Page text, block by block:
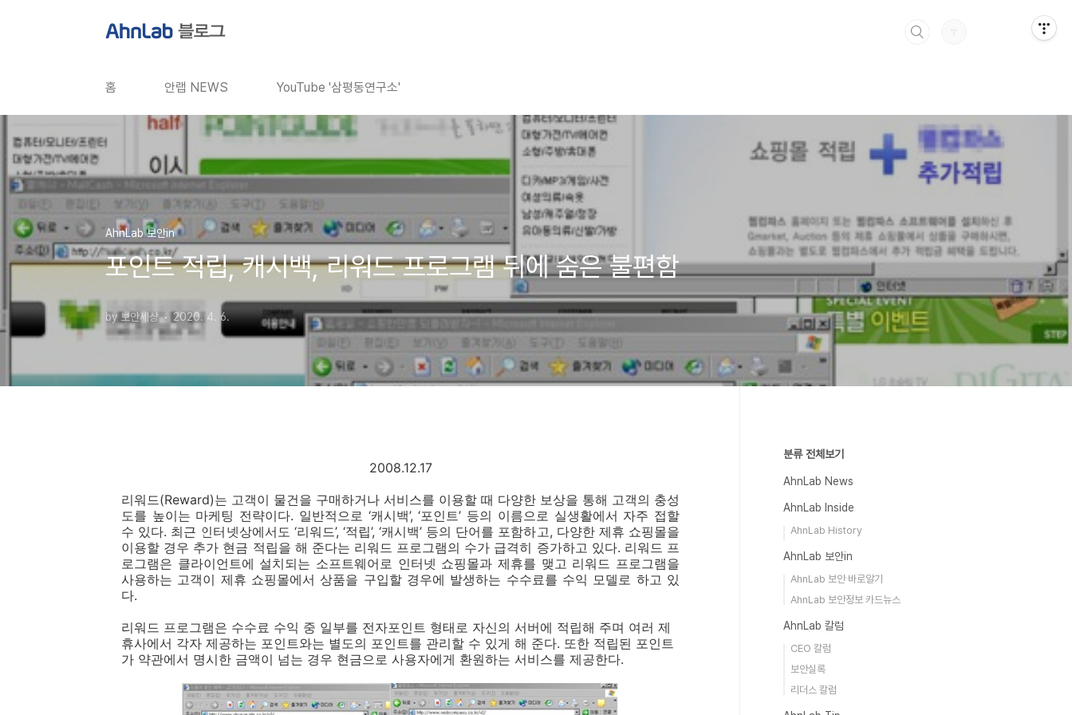
홈 안랩 NEWS YouTube '삼평동연구소'
AhnLab 보안in
포인트 적립, 캐시백, 리워드 프로그램 뒤에 숨은 불편함
by 보안세상 2020. 4. 6.
2008.12.17
리워드(Reward)는 고객이 물건을 구매하거나 서비스를 이용할 때 다양한 보상을 통해 고객의 충성
도를 높이는 마케팅 전략이다. 일반적으로 ‘캐시백’, ‘포인트’ 등의 이름으로 실생활에서 자주 접할
수 있다. 최근 인터넷상에서도 ‘리워드’, ‘적립’, ‘캐시백’ 등의 단어를 포함하고, 다양한 제휴 쇼핑몰을
이용할 경우 추가 현금 적립을 해 준다는 리워드 프로그램의 수가 급격히 증가하고 있다. 리워드 프
로그램은 클라이언트에 설치되는 소프트웨어로 인터넷 쇼핑몰과 제휴를 맺고 리워드 프로그램을
사용하는 고객이 제휴 쇼핑몰에서 상품을 구입할 경우에 발생하는 수수료를 수익 모델로 하고 있
다.
리워드 프로그램은 수수료 수익 중 일부를 전자포인트 형태로 자신의 서버에 적립해 주며 여러 제
휴사에서 각자 제공하는 포인트와는 별도의 포인트를 관리할 수 있게 해 준다. 또한 적립된 포인트
가 약관에서 명시한 금액이 넘는 경우 현금으로 사용자에게 환원하는 서비스를 제공한다.
분류 전체보기
AhnLab News
AhnLab Inside
AhnLab History
AhnLab 보안in
AhnLab 보안 바로알기
AhnLab 보안정보 카드뉴스
AhnLab 칼럼
CEO 칼럼
보안실록
리더스 칼럼